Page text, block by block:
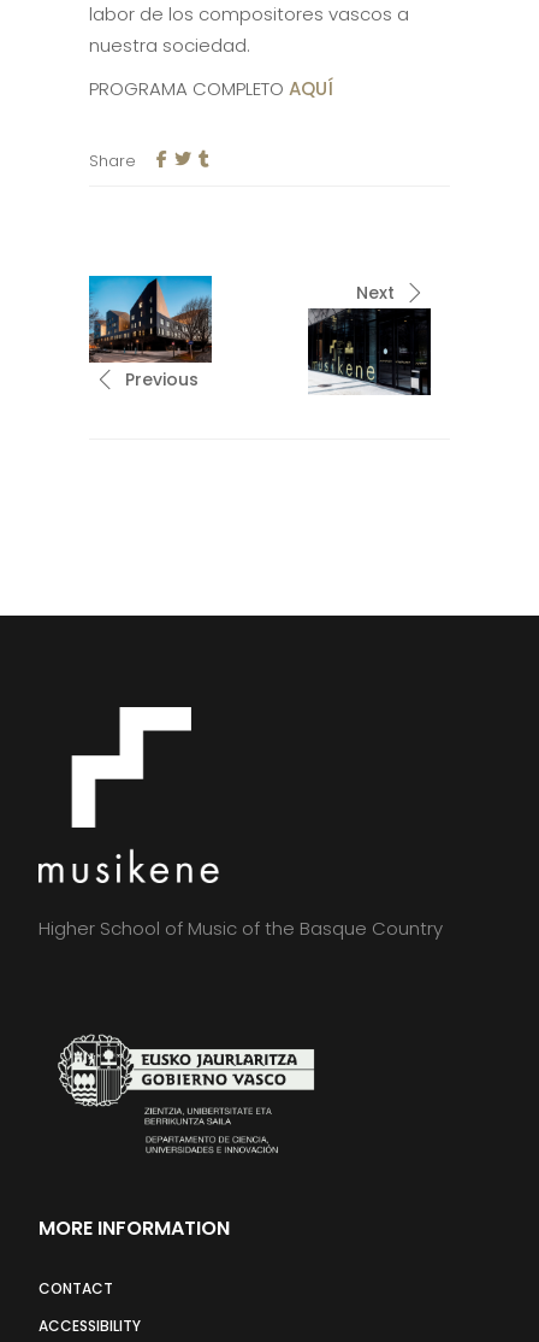
labor de los compositores vascos a
nuestra sociedad.
PROGRAMA COMPLETO AQUÍ
Share
Previous
Next
Higher School of Music of the Basque Country
MORE INFORMATION
CONTACT
ACCESSIBILITY